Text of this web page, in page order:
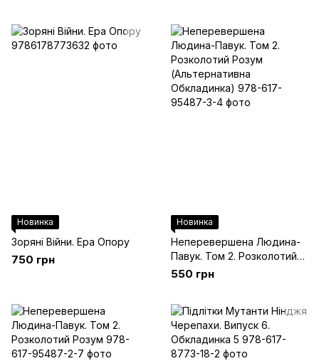
Новинка
Зоряні Війни. Ера Опору
750 грн
Новинка
Неперевершена Людина-
Павук. Том 2. Розколотий
Розум (Альтернативна
550 грн